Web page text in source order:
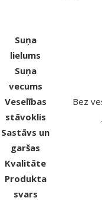
Suņa
lielums
Suņa
vecums
Veselības
stāvoklis
Bez
Sastāvs un
garšas
Kvalitāte
Produkta
svars